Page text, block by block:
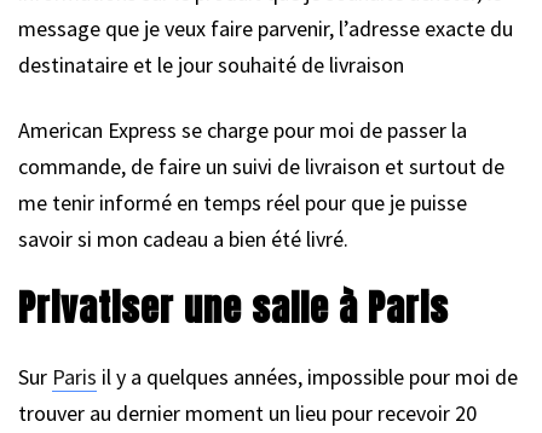
message que je veux faire parvenir, l’adresse exacte du
destinataire et le jour souhaité de livraison
American Express se charge pour moi de passer la
commande, de faire un suivi de livraison et surtout de
me tenir informé en temps réel pour que je puisse
savoir si mon cadeau a bien été livré.
Privatiser une salle à Paris
Sur Paris il y a quelques années, impossible pour moi de
trouver au dernier moment un lieu pour recevoir 20